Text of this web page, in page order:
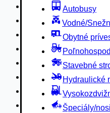
Autobusy
Vodné/
Obytné
Stavebné
Hydraulické
Špeciály/
Poľnohospodárske
Stavebné stroje
Hydraulické ruky
Vysokozdvižné
Špeciály/nosiče
Návesy/prívesy
Privesné vozíky
Lode/člny, lietadlá/